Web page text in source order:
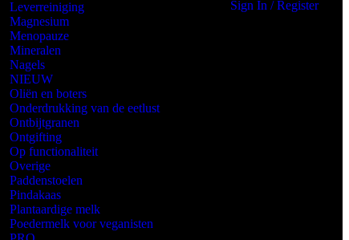
Leverreiniging
Magnesium
Menopauze
Mineralen
Nagels
NIEUW
Oliën en boters
Onderdrukking van de eetlust
Ontbijtgranen
Ontgifting
Op functionaliteit
Overige
Paddenstoelen
Pindakaas
Plantaardige melk
Poedermelk voor veganisten
Sign In / Register